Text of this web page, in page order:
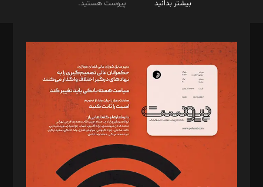
بیشتر بدانید پیوست هستید.
مدیر مسئول: محمدباقر اثنی‌عشری
سردبیر: مهرک محمودی
دبیر تحریریه: میثم قاسمی
د‌بیر ناداستان: سمانه سمیع
د‌بیر خدمت و تجارت: ابوالفضل رجبی
د‌بیر حقوق فناوری: حسام‌الدین ایپکچی
د‌بیر پیوست جهان: مینا پاکدل
د‌بیر تحریریه آنلاین: بابک نقاش
تحریریه‌: مجتبی محمود‌ی، آرش برهمند، یسنا امان‌پور، سروش کرمیان،